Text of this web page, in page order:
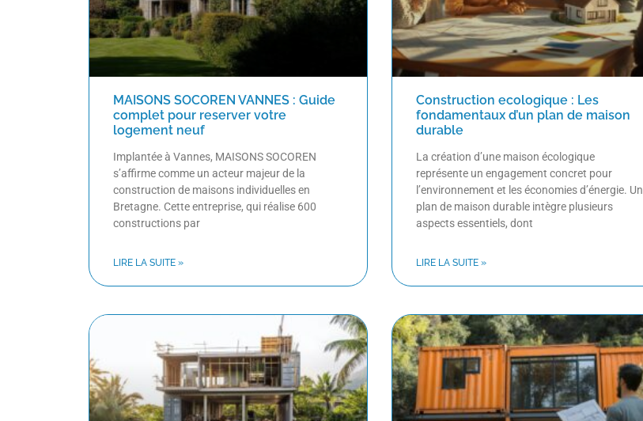
MAISONS SOCOREN VANNES : Guide
complet pour reserver votre
logement neuf
Implantée à Vannes, MAISONS SOCOREN
s’affirme comme un acteur majeur de la
construction de maisons individuelles en
Bretagne. Cette entreprise, qui réalise 600
constructions par
LIRE LA SUITE »
Construction ecologique : Les
fondamentaux d’un plan de maison
durable
La création d’une maison écologique
représente un engagement concret pour
l’environnement et les économies d’énergie. Un
plan de maison durable intègre plusieurs
aspects essentiels, dont
LIRE LA SUITE »